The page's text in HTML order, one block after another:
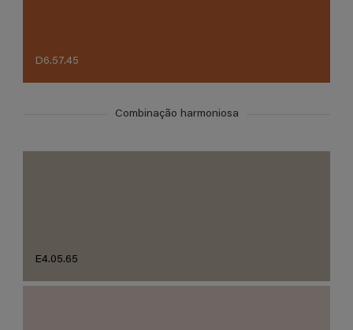
D6.57.45
Combinação harmoniosa
E4.05.65